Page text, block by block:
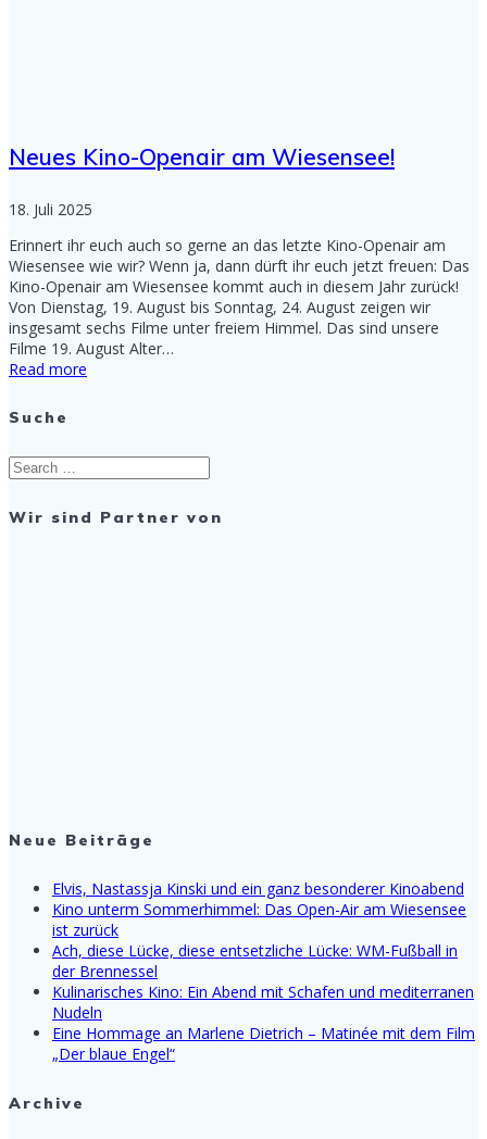
Neues Kino-Openair am Wiesensee!
18. Juli 2025
Erinnert ihr euch auch so gerne an das letzte Kino-Openair am
Wiesensee wie wir? Wenn ja, dann dürft ihr euch jetzt freuen: Das
Kino-Openair am Wiesensee kommt auch in diesem Jahr zurück!
Von Dienstag, 19. August bis Sonntag, 24. August zeigen wir
insgesamt sechs Filme unter freiem Himmel. Das sind unsere
Filme 19. August Alter…
Read more
Suche
Search
for:
Wir sind Partner von
Neue Beiträge
Elvis, Nastassja Kinski und ein ganz besonderer Kinoabend
Kino unterm Sommerhimmel: Das Open-Air am Wiesensee
ist zurück
Ach, diese Lücke, diese entsetzliche Lücke: WM-Fußball in
der Brennessel
Kulinarisches Kino: Ein Abend mit Schafen und mediterranen
Nudeln
Eine Hommage an Marlene Dietrich – Matinée mit dem Film
„Der blaue Engel“
Archive